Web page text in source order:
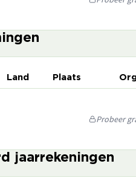
Land Plaats
Probeer
jaarrekeningen